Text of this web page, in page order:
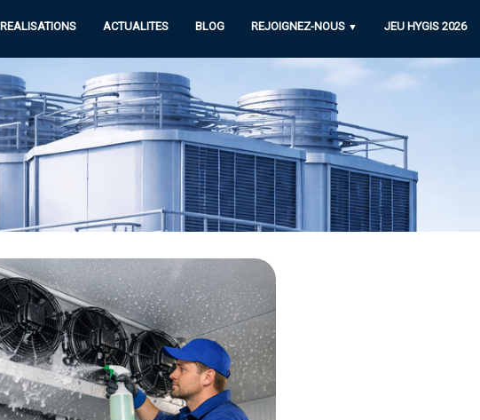
REALISATIONS ACTUALITES BLOG REJOIGNEZ-NOUS ▼ JEU HYGIS 2026